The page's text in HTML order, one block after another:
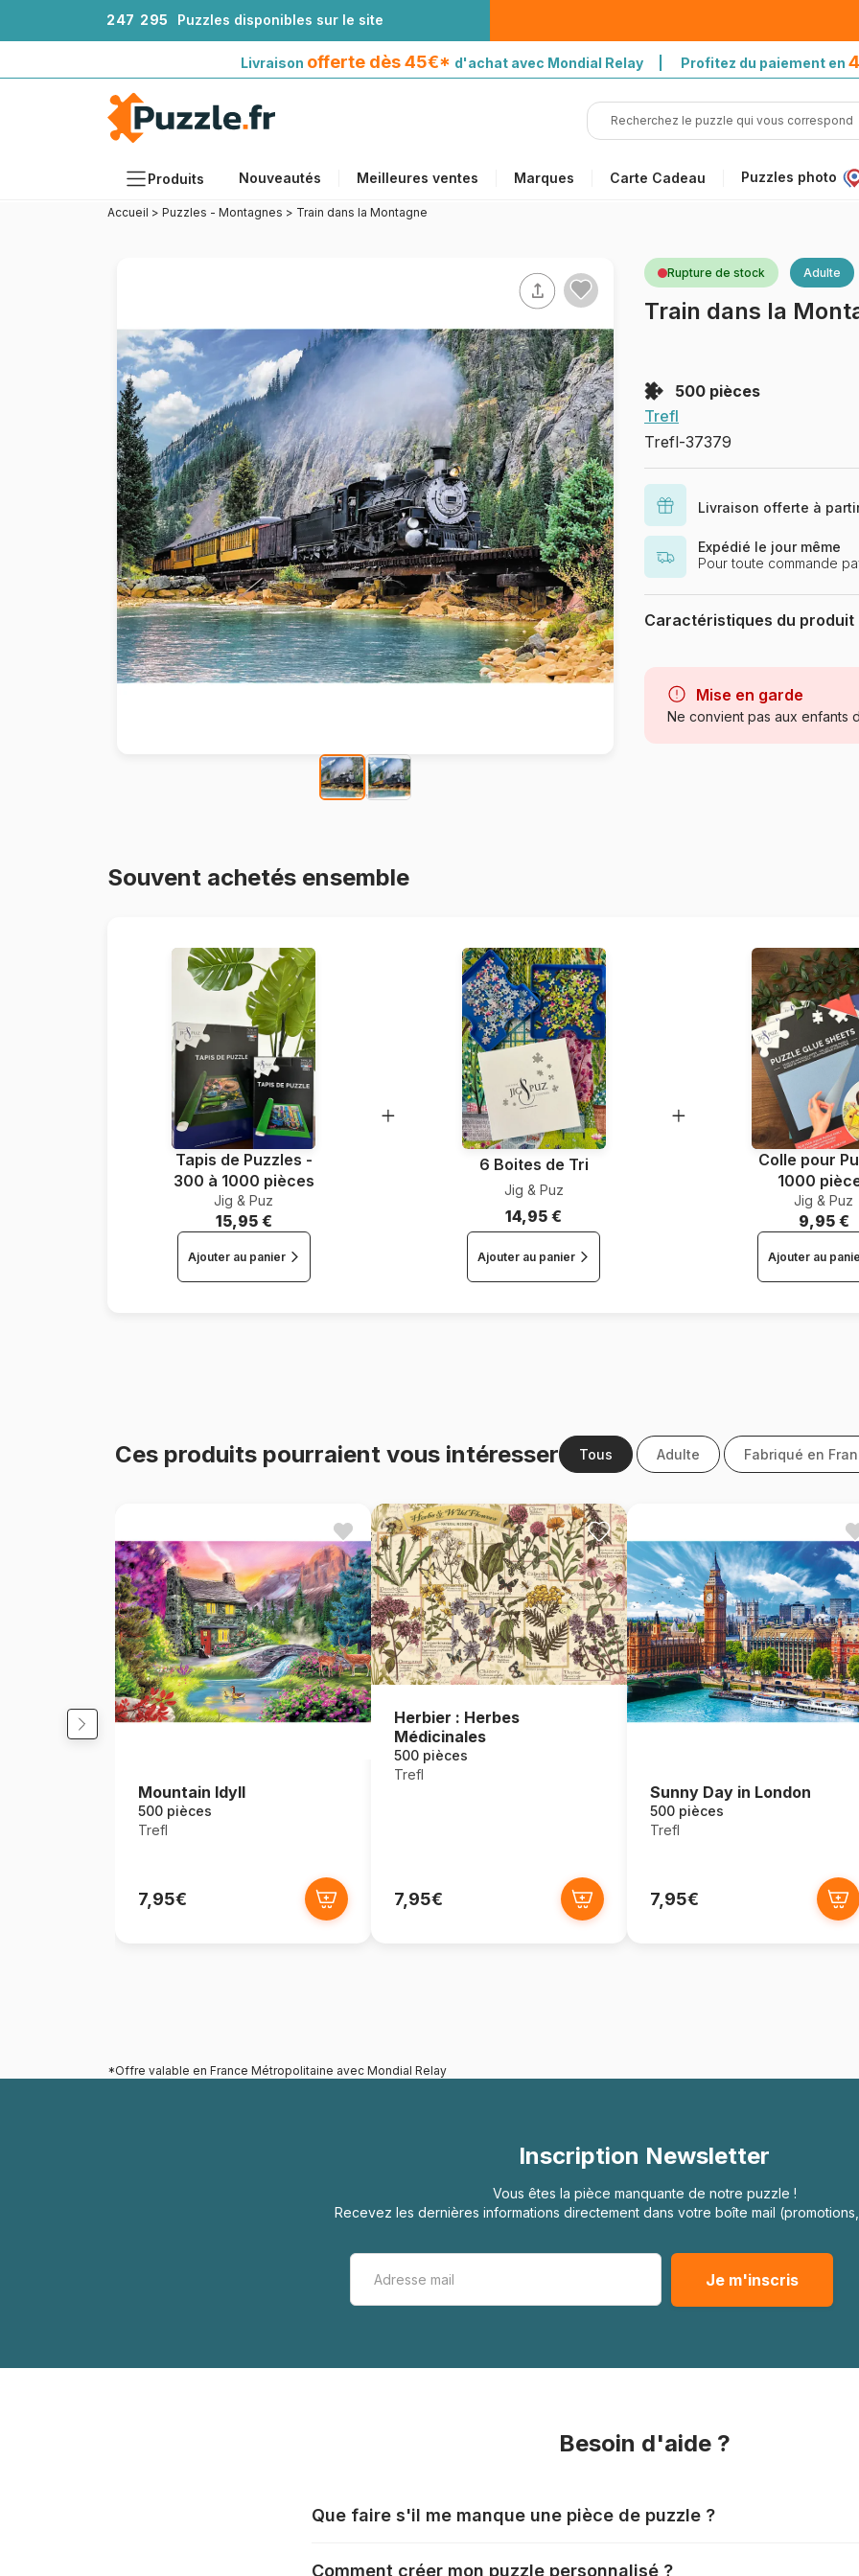
247 295 Puzzles disponibles sur le site
Livraison offerte dès 45€* d'achat avec Mondial Relay | Profitez du paiement en
Produits Nouveautés Meilleures ventes Marques Carte Cadeau Puzzles photo
Âges
Artistes
Accessoires
Puzzles en bois
Peinture au numéro
avec Mondial Relay
Accueil > Puzzles - Montagnes > Train dans la Montagne
Rupture de stock Adulte
Train dans la
500 pièces
Trefl
Trefl-37379
Livraison offerte à
Expédié le jour même
Pour toute commande
Caractéristiques du produit
Catégorie
Age
Mise en garde
Ne convient pas aux enfants
Souvent achetés ensemble
Tapis de Puzzles -
300 à 1000 pièces
Jig & Puz
15,95 €
Ajouter au panier
6 Boites de Tri
Jig & Puz
14,95 €
Ajouter au panier
Colle pour
1000
Jig & Puz
9,95 €
Ajouter au
Ces produits pourraient vous intéresser Tous Adulte Fabriqué en
Mountain Idyll
500 pièces
Trefl
7,95€
Herbier : Herbes
Médicinales
500 pièces
Trefl
7,95€
Sunny Day in London
500 pièces
Trefl
7,95€
*Offre valable en France Métropolitaine avec Mondial Relay
Inscription Newsletter
Vous êtes la pièce manquante de notre puzzle !
Recevez les dernières informations directement dans votre boîte mail
Besoin d'aide ?
Que faire s'il me manque une pièce de puzzle ?
Comment créer mon puzzle personnalisé ?